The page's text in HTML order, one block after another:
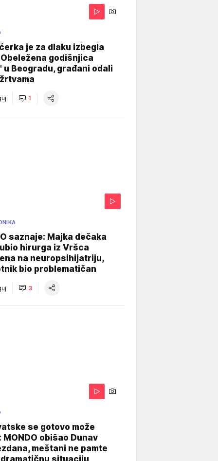
je za dlaku izbegla
godišnjica
u Beogradu, građani odali
1
saznaje: Majka dečaka
hirurga iz Vršca
na neuropsihijatriju,
bio problematičan
3
se gotovo može
MONDO obišao Dunav
meštani ne pamte
situaciju